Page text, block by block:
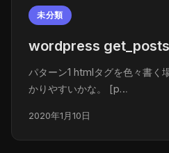
未分類
wordpress
パターン1 htmlタグを色々書く
かりやすいかな。 [p…
2020年1月10日